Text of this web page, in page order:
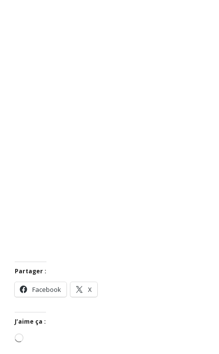
Partager :
Facebook X
J’aime ça :
Chargement…